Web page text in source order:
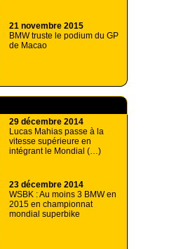
21 novembre 2015
BMW truste le podium du GP
de Macao
29 décembre 2014
Lucas Mahias passe à la
vitesse supérieure en
intégrant le Mondial (…)
23 décembre 2014
WSBK : Au moins 3 BMW en
2015 en championnat
mondial superbike